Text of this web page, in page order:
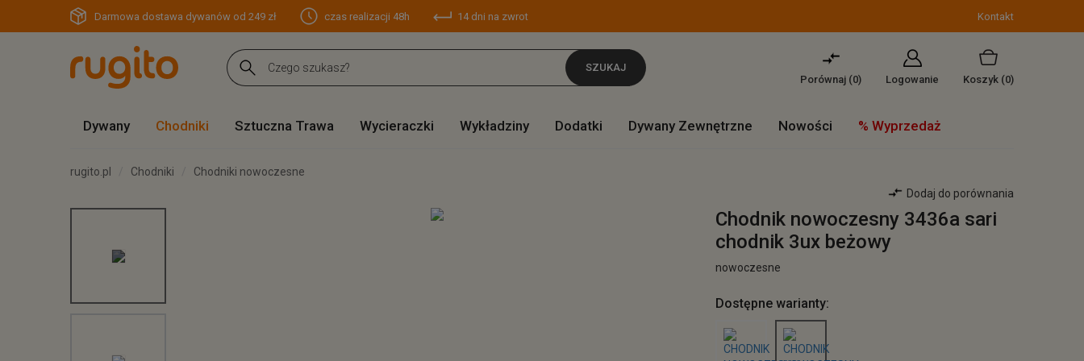
Darmowa dostawa dywanów od 249 zł czas realizacji 48h 14 dni na zwrot Kontakt
SZUKAJ
Porównaj (0) Logowanie Koszyk (0)
Dywany Chodniki Sztuczna Trawa Wycieraczki Wykładziny Dodatki Dywany Zewnętrzne Nowości % Wyprzedaż
rugito.pl Chodniki
Chodniki nowoczesne
Dodaj do porównania
Chodnik nowoczesny 3436a sari
chodnik 3ux beżowy
nowoczesne
Dostępne warianty: